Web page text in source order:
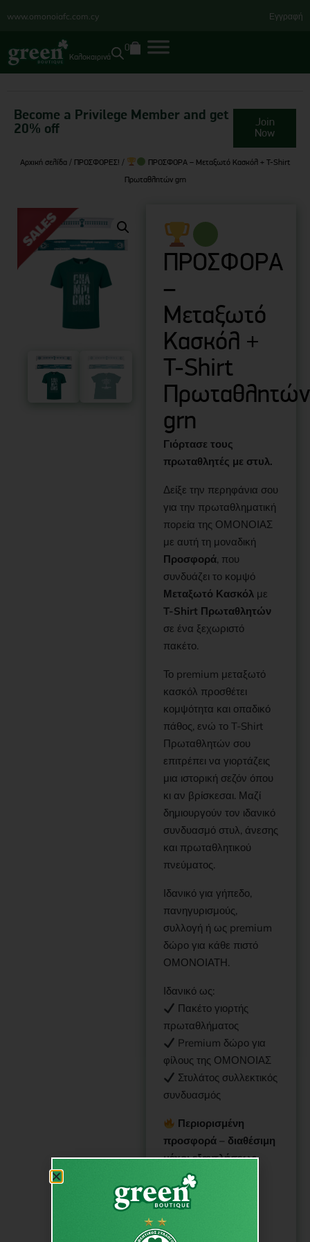
www.omonoiafc.com.cy Εγγραφή
Καλοκαιρινά
0
Become a Privilege Member and get
20% off
Join
Now
Αρχική σελίδα / ΠΡΟΣΦΟΡΕΣ! / ΠΡΟΣΦΟΡΑ – Μεταξωτό Κασκόλ + T-Shirt
Πρωταθλητών grn
ΠΡΟΣΦΟΡΑ
–
Μεταξωτό
Κασκόλ +
T-Shirt
Πρωταθλητών
grn
Γιόρτασε τους
πρωταθλητές με στυλ.
Δείξε την περηφάνια σου
για την πρωταθληματική
πορεία της ΟΜΟΝΟΙΑΣ
με αυτή τη μοναδική
Προσφορά, που
συνδυάζει το κομψό
Μεταξωτό Κασκόλμε
T-Shirt Πρωταθλητών
σε ένα ξεχωριστό
πακέτο.
Το premium μεταξωτό
κασκόλ προσθέτει
κομψότητα και οπαδικό
πάθος, ενώ το T-Shirt
Πρωταθλητών σου
επιτρέπει να γιορτάζεις
μια ιστορική σεζόν όπου
κι αν βρίσκεσαι. Μαζί
δημιουργούν τον ιδανικό
συνδυασμό στυλ, άνεσης
και πρωταθλητικού
πνεύματος.
Ιδανικό για γήπεδο,
πανηγυρισμούς,
συλλογή ή ως premium
δώρο για κάθε πιστό
ΟΜΟΝΟΙΑΤΗ.
Ιδανικό ως:
Πακέτο γιορτής
πρωταθλήματος
Premium δώρο για
φίλους της ΟΜΟΝΟΙΑΣ
Στυλάτος συλλεκτικός
συνδυασμός
Περιορισμένη
προσφορά – διαθέσιμη
μέχρι εξαντλήσεως
αποθεμάτων!
Φόρεσε τη δόξα.
Γιόρτασε τους
πρωταθλητές. Μία